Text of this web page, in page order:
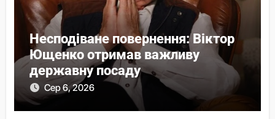
Несподіване повернення: Віктор
Ющенко отримав важливу
державну посаду
Сер 6, 2026